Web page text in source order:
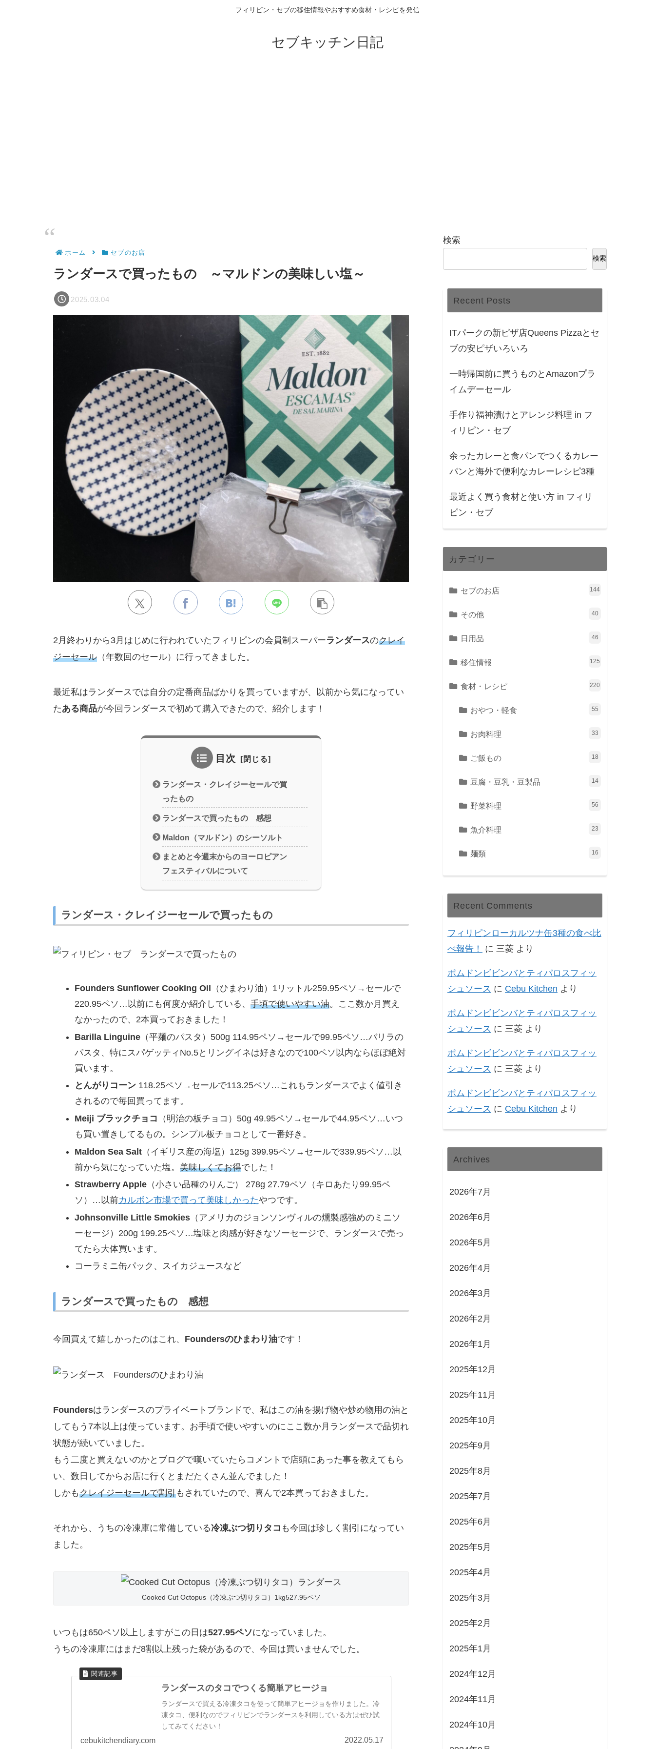
フィリピン・セブの移住情報やおすすめ食材・レシピを発信
セブキッチン日記
ホーム セブのお店
ランダースで買ったもの ～マルドンの美味しい塩～
2025.03.04
2月終わりから3月はじめに行われていたフィリピンの会員制スーパーランダースのクレイ
ジーセール （年数回のセール）に行ってきました。
最近私はランダースでは自分の定番商品ばかりを買っていますが、以前から気になってい
たある商品が今回ランダースで初めて購入できたので、紹介します！
目次
ランダース・クレイジーセールで買
ったもの
ランダースで買ったもの 感想
Maldon（マルドン）のシーソルト
まとめと今週末からのヨーロピアン
フェスティバルについて
ランダース・クレイジーセールで買ったもの
Founders Sunflower Cooking Oil
（ひまわり油）1リットル259.95ペソ→セールで
220.95ペソ…以前にも何度か紹介している、 手頃で使いやすい油。ここ数か月買え
なかったので、2本買っておきました！
Barilla Linguine（平麺のパスタ）500g 114.95ペソ→セールで99.95ペソ…バリラの
パスタ、特にスパゲッティNo.5とリングイネは好きなので100ペソ以内ならほぼ絶対
買います。
とんがりコーン 118.25ペソ→セールで113.25ペソ…これもランダースでよく値引き
されるので毎回買ってます。
Meiji ブラックチョコ （明治の板チョコ）50g 49.95ペソ→セールで44.95ペソ…いつ
も買い置きしてるもの。シンプル板チョコとして一番好き。
Maldon Sea Salt（イギリス産の海塩）125g 399.95ペソ→セールで339.95ペソ…以
前から気になっていた塩。 美味しくてお得でした！
Strawberry Apple（小さい品種のりんご） 278g 27.79ペソ（キロあたり99.95ペ
ソ）…以前カルボン市場で買って美味しかったやつです。
Johnsonville Little Smokies（アメリカのジョンソンヴィルの燻製感強めのミニソ
ーセージ）200g 199.25ペソ…塩味と肉感が好きなソーセージで、ランダースで売っ
てたら大体買います。
コーラミニ缶パック、スイカジュースなど
ランダースで買ったもの 感想
今回買えて嬉しかったのはこれ、 Foundersのひまわり油です！
Foundersはランダースのプライベートブランドで、私はこの油を揚げ物や炒め物用の油と
してもう7本以上は使っています。お手頃で使いやすいのにここ数か月ランダースで品切れ
状態が続いていました。
もう二度と買えないのかとブログで嘆いていたらコメントで店頭にあった事を教えてもら
い、数日してからお店に行くとまだたくさん並んでました！
しかもクレイジーセールで割引もされていたので、喜んで2本買っておきました。
それから、うちの冷凍庫に常備している冷凍ぶつ切りタコ も今回は珍しく割引になってい
ました。
Cooked Cut Octopus（冷凍ぶつ切りタコ）1kg527.95ペソ
いつもは650ペソ以上しますがこの日は527.95ペソになっていました。
うちの冷凍庫にはまだ8割以上残った袋があるので、今回は買いませんでした。
ランダースのタコでつくる簡単アヒージョ
ランダースで買える冷凍タコを使って簡単アヒージョを作りました。冷
凍タコ、便利なのでフィリピンでランダースを利用している方はぜひ試
してみてください！
cebukitchendiary.com 2022.05.17
検索
検索
Recent Posts
ITパークの新ピザ店Queens Pizzaとセ
ブの安ピザいろいろ
一時帰国前に買うものとAmazonプラ
イムデーセール
手作り福神漬けとアレンジ料理 in フ
ィリピン・セブ
余ったカレーと食パンでつくるカレー
パンと海外で便利なカレーレシピ3種
最近よく買う食材と使い方 in フィリ
ピン・セブ
カテゴリー
セブのお店 144
その他 40
日用品 46
移住情報 125
食材・レシピ 220
おやつ・軽食 55
お肉料理 33
ご飯もの 18
豆腐・豆乳・豆製品 14
野菜料理 56
魚介料理 23
麺類 16
Recent Comments
フィリピンローカルツナ缶3種の食べ比
べ報告！
に 三菱 より
ポムドンビビンバとティパロスフィッ
シュソース に Cebu Kitchen より
ポムドンビビンバとティパロスフィッ
シュソース に 三菱 より
ポムドンビビンバとティパロスフィッ
シュソース に 三菱 より
ポムドンビビンバとティパロスフィッ
シュソース に Cebu Kitchen より
Archives
2026年7月
2026年6月
2026年5月
2026年4月
2026年3月
2026年2月
2026年1月
2025年12月
2025年11月
2025年10月
2025年9月
2025年8月
2025年7月
2025年6月
2025年5月
2025年4月
2025年3月
2025年2月
2025年1月
2024年12月
2024年11月
2024年10月